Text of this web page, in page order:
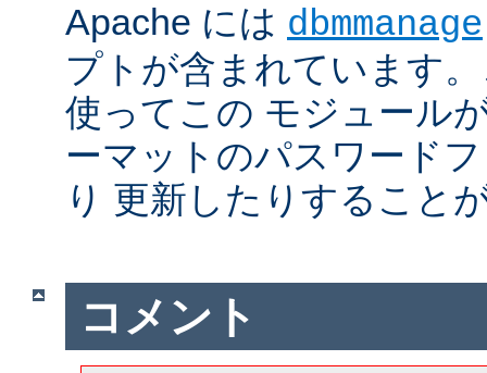
Apache には dbmmanage
プトが含まれています
使ってこの モジュール
ーマットのパスワード
り 更新したりすること
コメント